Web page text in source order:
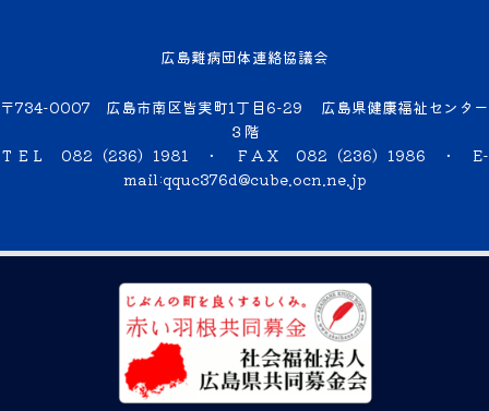
広島難病団体連絡協議会
〒734-0007 広島市南区皆実町1丁目6-29 広島県健康福祉センター
３階
ＴＥＬ 082（236）1981 ・ ＦＡＸ 082（236）1986 ・ E-
mail:qquc376d@cube.ocn.ne.jp